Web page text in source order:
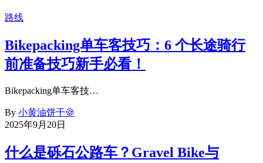
路线
Bikepacking单车客技巧：6 个长途骑行
前准备技巧新手必看！
Bikepacking单车客技…
By 小黄油饼干🍪
2025年9月20日
什么是砾石公路车？Gravel Bike与